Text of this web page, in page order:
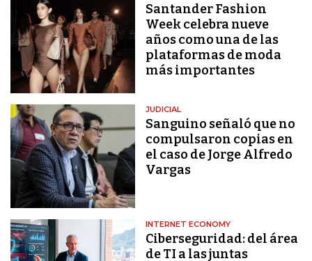
Santander Fashion
Week celebra nueve
años como una de las
plataformas de moda
más importantes
JUDICIAL
Sanguino señaló que no
compulsaron copias en
el caso de Jorge Alfredo
Vargas
INTERNET ECONOMY
Ciberseguridad: del área
de TI a las juntas